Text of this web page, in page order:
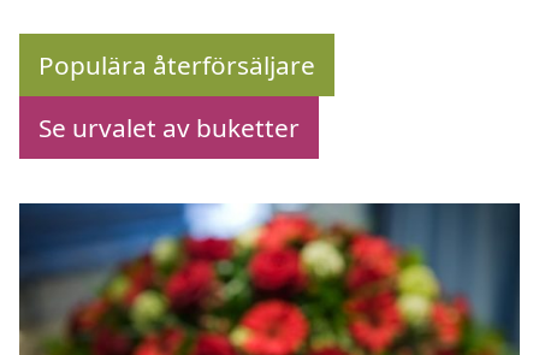
Populära återförsäljare
Se urvalet av buketter